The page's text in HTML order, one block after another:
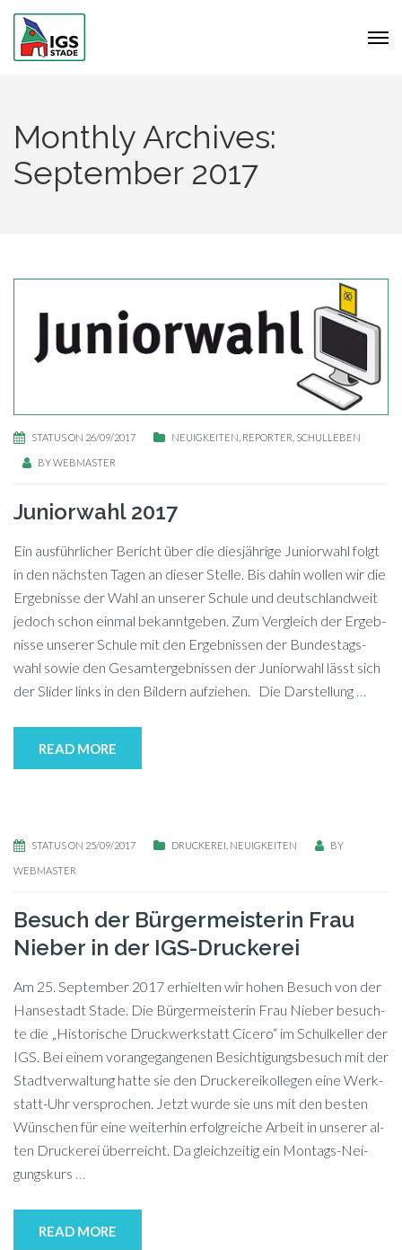
Monthly Archives:
September 2017
STATUS ON 26/09/2017 NEUIGKEITEN REPORTER SCHULLEBEN
BYWEBMASTER
Juniorwahl 2017
Ein aus­führ­li­cher Be­richt über die dies­jäh­ri­ge Ju­nior­wahl folgt
in den nächs­ten Ta­gen an die­ser Stel­le. Bis da­hin wol­len wir die
Er­geb­nis­se der Wahl an un­se­rer Schu­le und deutsch­land­weit
je­doch schon ein­mal be­kannt­ge­ben. Zum Ver­gleich der Er­geb­
nis­se un­se­rer Schu­le mit den Er­geb­nis­sen der Bun­des­tags­
wahl so­wie den Ge­samt­ergeb­nis­sen der Ju­nior­wahl lässt sich
der Slider links in den Bil­dern aufziehen. Die Dar­stel­lung …
READ MORE
STATUS ON 25/09/2017 DRUCKEREI NEUIGKEITEN BY
WEBMASTER
Besuch der Bürgermeisterin Frau
Nieber in der IGS-Druckerei
Am 25. Sep­tem­ber 2017 er­hiel­ten wir ho­hen Be­such von der
Han­se­stadt Stade. Die Bür­ger­meis­te­rin Frau Nie­ber be­such­
te die „His­to­ri­sche Druck­werk­statt Ci­ce­ro“ im Schul­kel­ler der
IGS. Bei ei­nem vor­an­ge­gan­ge­nen Be­sich­ti­gungs­be­such mit der
Stadt­ver­wal­tung hat­te sie den Dru­cke­rei­kol­le­gen eine Werk­
statt-Uhr ver­spro­chen. Jetzt wur­de sie uns mit den bes­ten
Wün­schen für eine wei­ter­hin er­folg­rei­che Ar­beit in un­se­rer al­
ten Dru­cke­rei überreicht. Da gleich­zei­tig ein Mon­tags-Nei­
gungs­kurs …
READ MORE